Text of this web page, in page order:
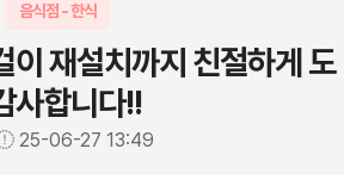
음식점 - 한식
이 재설치까지 친절하게 도
사합니다!!
25-06-27 13:49